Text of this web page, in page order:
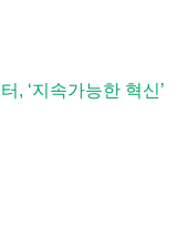
, ‘지속가능한 혁신’